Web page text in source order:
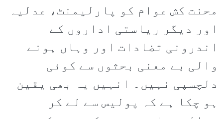
محنت کش عوام کو پارلیمنٹ، عدلیہ
اور دیگر ریاستی اداروں کے
اندرونی تضادات اور وہاں ہونے
والی بے معنی بحثوں سے کوئی
دلچسپی نہیں۔ انہیں یہ بھی یقین
ہو چکا ہے کہ پولیس سے لے کر